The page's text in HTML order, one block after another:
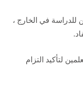
للدراسة في الخارج ،
لتأكيد التزام